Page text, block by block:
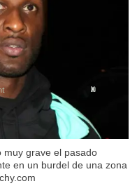
muy grave el pasado
en un burdel de una zona
X